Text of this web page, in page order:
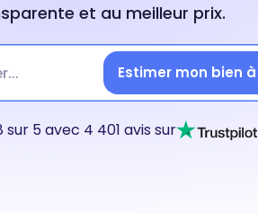
et au meilleur prix.
Estimer mon bien
sur 5 avec 4 401 avis sur